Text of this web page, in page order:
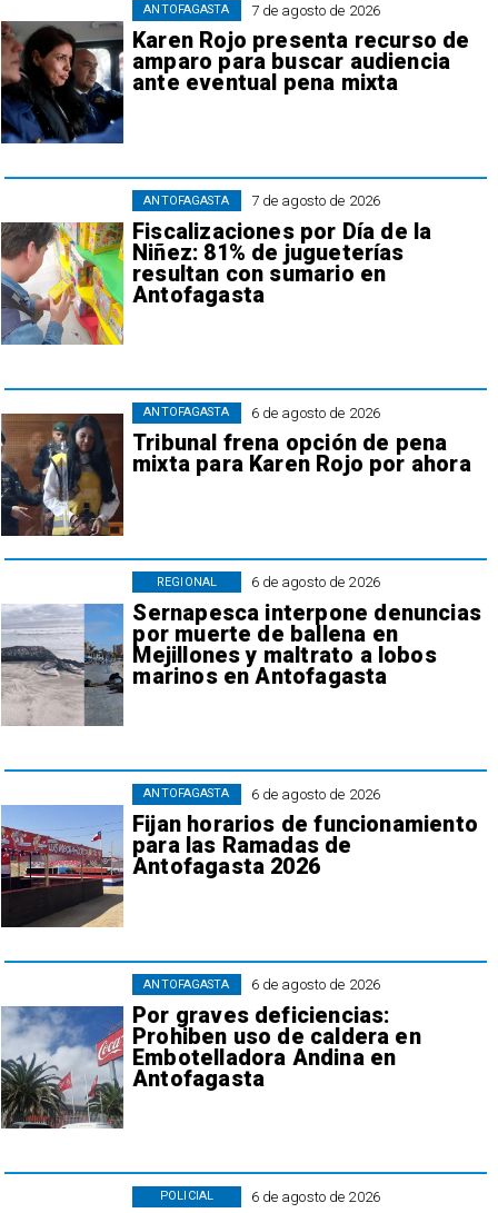
7 de agosto de 2026
Karen Rojo presenta recurso de
amparo para buscar audiencia
ante eventual pena mixta
ANTOFAGASTA
7 de agosto de 2026
Fiscalizaciones por Día de la
Niñez: 81% de jugueterías
resultan con sumario en
Antofagasta
ANTOFAGASTA
6 de agosto de 2026
Tribunal frena opción de pena
mixta para Karen Rojo por ahora
ANTOFAGASTA
6 de agosto de 2026
Sernapesca interpone denuncias
por muerte de ballena en
Mejillones y maltrato a lobos
marinos en Antofagasta
REGIONAL
6 de agosto de 2026
Fijan horarios de funcionamiento
para las Ramadas de
Antofagasta 2026
ANTOFAGASTA
6 de agosto de 2026
Por graves deficiencias:
Prohiben uso de caldera en
Embotelladora Andina en
Antofagasta
ANTOFAGASTA
6 de agosto de 2026
POLICIAL